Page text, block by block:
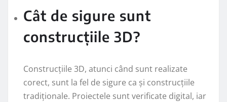
Cât de sigure sunt
construcțiile 3D?
Construcțiile 3D, atunci când sunt realizate
corect, sunt la fel de sigure ca și construcțiile
tradiționale. Proiectele sunt verificate digital, iar